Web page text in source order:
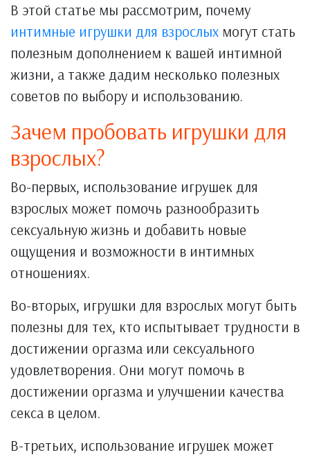
В этой статье мы рассмотрим, почему
интимные игрушки для взрослых могут стать
полезным дополнением к вашей интимной
жизни, а также дадим несколько полезных
советов по выбору и использованию.
Зачем пробовать игрушки для
взрослых?
Во-первых, использование игрушек для
взрослых может помочь разнообразить
сексуальную жизнь и добавить новые
ощущения и возможности в интимных
отношениях.
Во-вторых, игрушки для взрослых могут быть
полезны для тех, кто испытывает трудности в
достижении оргазма или сексуального
удовлетворения. Они могут помочь в
достижении оргазма и улучшении качества
секса в целом.
В-третьих, использование игрушек может